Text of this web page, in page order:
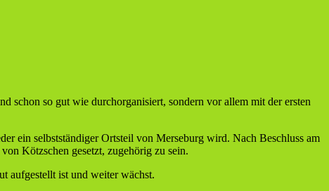
schon so gut wie durchorganisiert, sondern vor allem mit der ersten
ein selbstständiger Ortsteil von Merseburg wird. Nach Beschluss am
Kötzschen gesetzt, zugehörig zu sein.
aufgestellt ist und weiter wächst.